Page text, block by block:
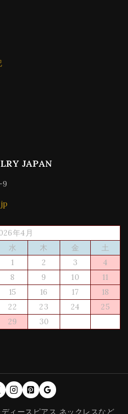
JAPAN
9
年4月
水 木 金
土
1
2 3
4
8 9 10
11
15 16 17
18
22 23 24
25
29 30
ィースピアス ネックレスなど